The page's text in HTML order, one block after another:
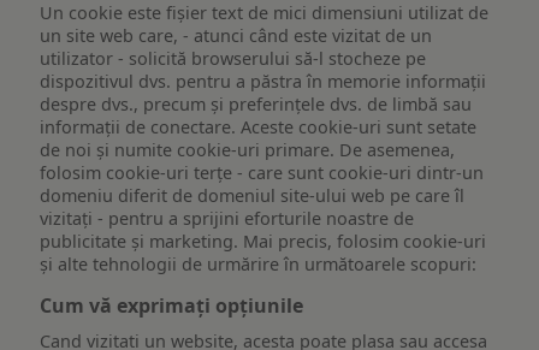
Un cookie este fişier text de mici dimensiuni utilizat de
un site web care, - atunci când este vizitat de un
utilizator - solicită browserului să-l stocheze pe
dispozitivul dvs. pentru a păstra în memorie informații
despre dvs., precum și preferințele dvs. de limbă sau
informații de conectare. Aceste cookie-uri sunt setate
de noi și numite cookie-uri primare. De asemenea,
folosim cookie-uri terțe - care sunt cookie-uri dintr-un
domeniu diferit de domeniul site-ului web pe care îl
vizitați - pentru a sprijini eforturile noastre de
publicitate și marketing. Mai precis, folosim cookie-uri
și alte tehnologii de urmărire în următoarele scopuri:
Cum vă exprimați opțiunile
Cand vizitati un website, acesta poate plasa sau accesa